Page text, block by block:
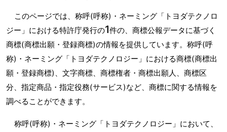
このページでは、称呼(呼称)・ネーミング「トヨダテクノロ
ジー」における特許庁発行の1件の、商標公報データに基づく
商標(商標出願・登録商標)の情報を提供しています。称呼(呼
称)・ネーミング「トヨダテクノロジー」における商標(商標出
願・登録商標)、文字商標、商標権者・商標出願人、商標区
分、指定商品・指定役務(サービス)など、商標に関する情報を
調べることができます。
称呼(呼称)・ネーミング「トヨダテクノロジー」において、